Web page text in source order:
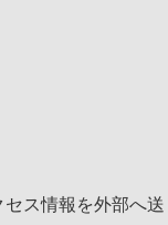
ス情報を外部へ送